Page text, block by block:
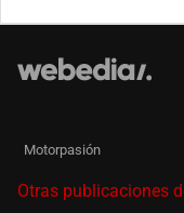
Motorpasión
Otras publicaciones